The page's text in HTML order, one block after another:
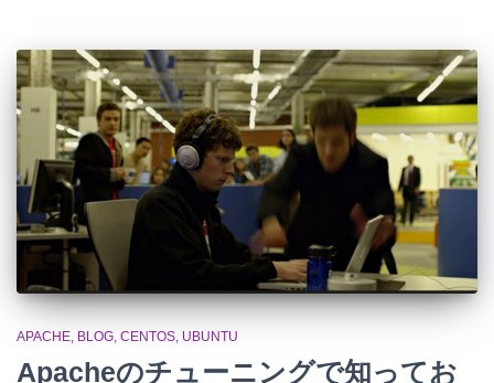
APACHE BLOG CENTOS UBUNTU
Apacheのチューニングで知ってお